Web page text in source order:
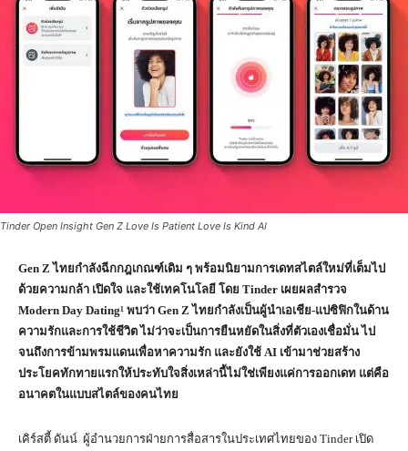
Tinder Open Insight Gen Z Love Is Patient Love Is Kind AI
Gen Z ไทยกำลังฉีกกฎเกณฑ์เดิม ๆ พร้อมนิยามการเดทสไตล์ใหม่ที่เต็มไป
ด้วยความกล้า เปิดใจ และใช้เทคโนโลยี โดย Tinder เผยผลสำรวจ
Modern Day Dating¹ พบว่า Gen Z ไทยกำลังเป็นผู้นำเอเชีย-แปซิฟิกในด้าน
ความรักและการใช้ชีวิต ไม่ว่าจะเป็นการยืนหยัดในสิ่งที่ตัวเองเชื่อมั่น ไป
จนถึงการข้ามพรมแดนเพื่อหาความรัก และยังใช้ AI เข้ามาช่วยสร้าง
ประโยคทักทายแรกให้ประทับใจสิ่งเหล่านี้ไม่ใช่เพียงแค่การออกเดท แต่คือ
อนาคตในแบบสไตล์ของคนไทย
เคิร์สตี้ ดันน์ ผู้อำนวยการฝ่ายการสื่อสารในประเทศไทยของ Tinder เปิด